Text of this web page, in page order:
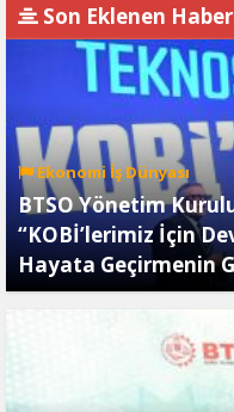
Son Eklenen
Ekonomi İş Dünyası
BTSO Yönetim
“KOBİ’lerimiz İçin
Hayata Geçirmenin